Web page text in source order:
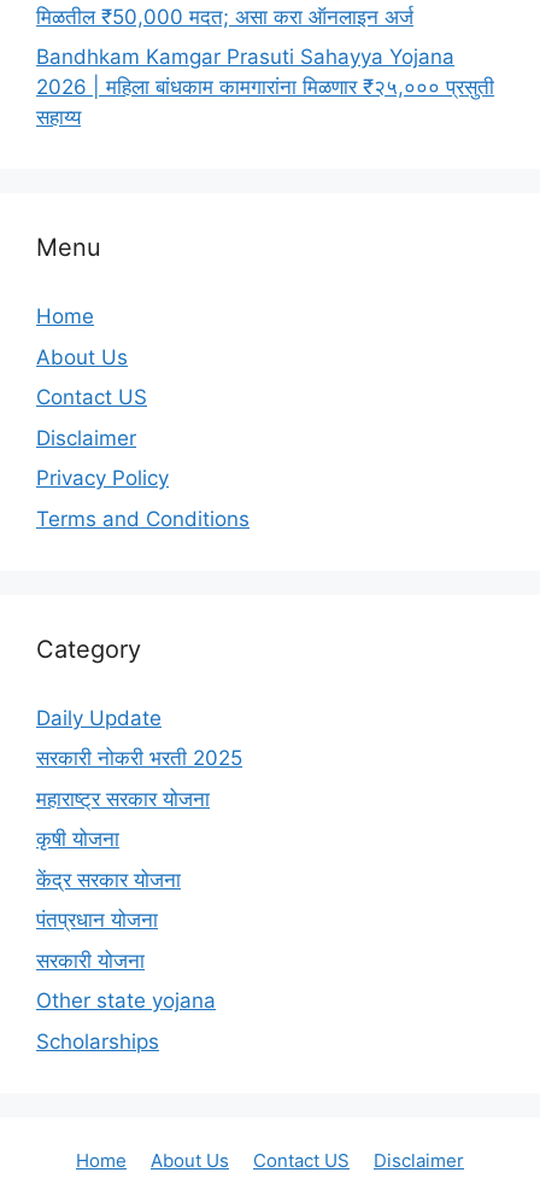
मिळतील ₹50,000 मदत; असा करा ऑनलाइन अर्ज
Bandhkam Kamgar Prasuti Sahayya Yojana
2026 | महिला बांधकाम कामगारांना मिळणार ₹२५,००० प्रसुती
सहाय्य
Menu
Home
About Us
Contact US
Disclaimer
Privacy Policy
Terms and Conditions
Category
Daily Update
सरकारी नोकरी भरती 2025
महाराष्ट्र सरकार योजना
कृषी योजना
केंद्र सरकार योजना
पंतप्रधान योजना
सरकारी योजना
Other state yojana
Scholarships
Home About Us Contact US
Disclaimer